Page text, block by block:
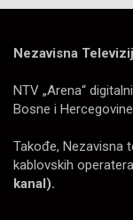
Nezavisna
NTV „Arena“
Bosne i
Takođe, Nezavisna
kablovskih operatera
kanal).